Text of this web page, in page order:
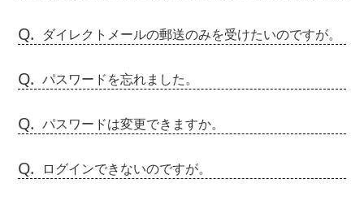
Q. ダイレクトメールの郵送のみを受けたいのですが。
Q. パスワードを忘れました。
Q. パスワードは変更できますか。
Q. ログインできないのですが。